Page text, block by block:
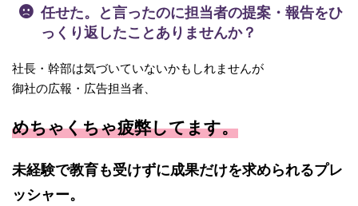
任せた。と言ったのに担当者の提案・報告をひ
っくり返したことありませんか？
社長・幹部は気づいていないかもしれませんが
御社の広報・広告担当者、
めちゃくちゃ疲弊してます。
未経験で教育も受けずに成果だけを求められるプレ
ッシャー。